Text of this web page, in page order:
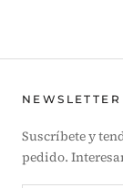
NEWSLETTER
Suscríbete y
pedido.